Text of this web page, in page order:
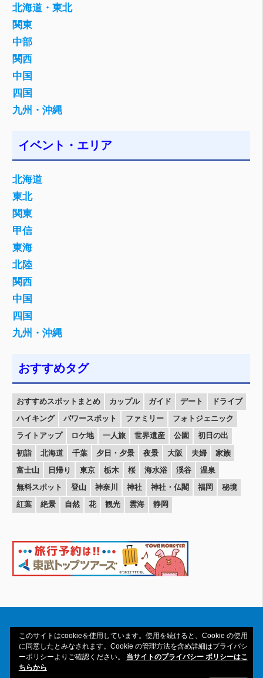
北海道・東北
関東
中部
関西
中国
四国
九州・沖縄
イベント・エリア
北海道
東北
関東
甲信
東海
北陸
関西
中国
四国
九州・沖縄
おすすめタグ
おすすめスポットまとめ カップル ガイド デート
ドライブ
ハイキング
パワースポット ファミリー
フォトジェニック
ライトアップ
ロケ地 一人旅 世界遺産 公園
初日の出
初詣
北海道 千葉 夕日・夕景 夜景 大阪 夫婦
家族
富士山
日帰り 東京 栃木 桜 海水浴 渓谷
温泉
無料スポット
登山 神奈川 神社 神社・仏閣 福岡
秘境
紅葉
絶景 自然 花 観光 雲海 静岡
Copyright© 2016-2026amAtavi All Rights
このサイトはcookieを使用しています。使用を続けると、Cookie の使用
に同意したとみなされます。Cookie の管理方法を含め詳細はプライバシ
ーポリシーよりご確認ください。 当サイトのプライバシー ポリシーはこ
ちらから